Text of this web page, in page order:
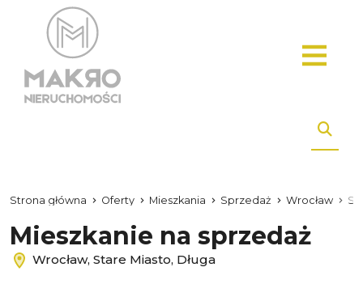
Strona główna Oferty Mieszkania Sprzedaż Wrocław
Mieszkanie na sprzedaż
Wrocław, Stare Miasto, Długa